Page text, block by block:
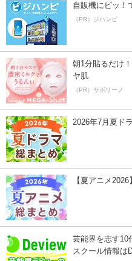
自販機にピッ！
（PR）ジハンピ
朝1分貼るだけ
ヤ肌
（PR）サボリーノ
2026年7月夏ド
【夏アニメ
芸能界を志す10
スクール情報は